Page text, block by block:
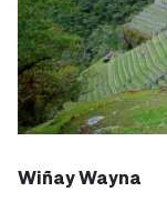
Wiñay Wayna